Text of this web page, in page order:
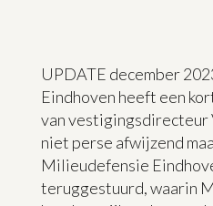
UPDATE december
Eindhoven heeft een
van vestigingsdirecteur
niet perse afwijzend
Milieudefensie
teruggestuurd, waarin